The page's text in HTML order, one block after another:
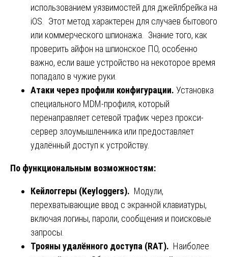
использованием уязвимостей для джейлбрейка на
iOS. Этот метод характерен для случаев бытового
или коммерческого шпионажа. Знание того, как
проверить айфон на шпионское ПО, особенно
важно, если ваше устройство на некоторое время
попадало в чужие руки.
Атаки через профили конфигурации. Установка
специального MDM-профиля, который
перенаправляет сетевой трафик через прокси-
сервер злоумышленника или предоставляет
удалённый доступ к устройству.
По функциональным возможностям:
Кейлоггеры (Keyloggers). Модули,
перехватывающие ввод с экранной клавиатуры,
включая логины, пароли, сообщения и поисковые
запросы.
Трояны удалённого доступа (RAT). Наиболее